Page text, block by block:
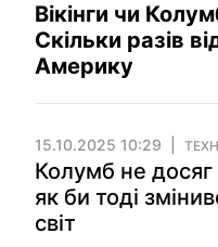
Вікінги чи
Скільки разів
Америку
15.10.2025 10:29
Колумб не
як би тоді
світ